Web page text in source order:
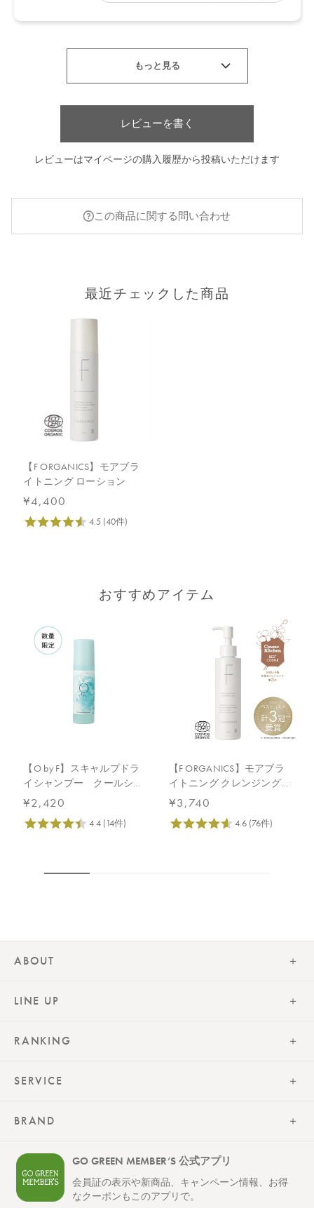
レビューを書く
レビューはマイページの購入履歴から投稿いただけます
この商品に関する問い合わせ
最近チェックした商品
【F ORGANICS】モアブラ
イトニング ローション
¥4,400
おすすめアイテム
【O by F】スキャルプドラ
イシャンプー クールショ
ット
¥2,420
【F ORGANICS】モアブラ
イトニング クレンジング
リキッド
¥3,740
ABOUT
LINE UP
RANKING
SERVICE
BRAND
GO GREEN MEMBER’S 公式アプリ
会員証の表示や新商品、キャンペーン情報、お得
なクーポンもこのアプリで。